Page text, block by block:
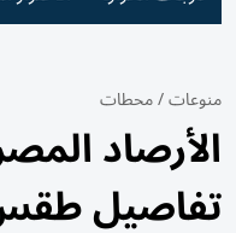
منوعات/محطات
الأرصاد
تفاصيل طقس